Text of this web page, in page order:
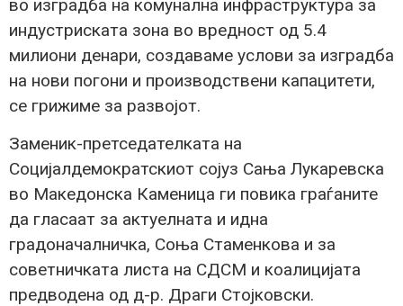
во изградба на комунална инфраструктура за
индустриската зона во вредност од 5.4
милиони денари, создаваме услови за изградба
на нови погони и производствени капацитети,
се грижиме за развојот.
Заменик-претседателката на
Социјалдемократскиот сојуз Сања Лукаревска
во Македонска Каменица ги повика граѓаните
да гласаат за актуелната и идна
градоначалничка, Соња Стаменкова и за
советничката листа на СДСМ и коалицијата
предводена од д-р. Драги Стојковски.